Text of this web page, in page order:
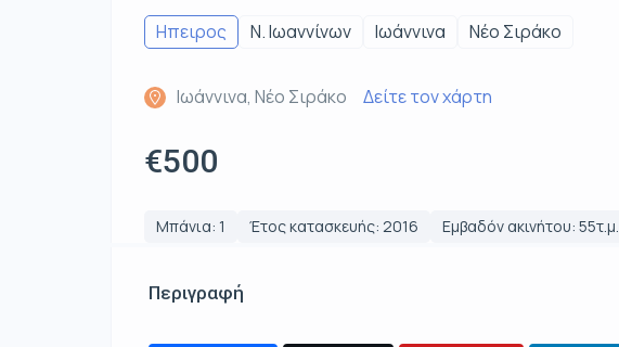
Ηπειρος Ν. Ιωαννίνων Ιωάννινα Νέο Σιράκο
Ιωάννινα, Νέο Σιράκο Δείτε τον χάρτη
€500
Μπάνια: 1 Έτος κατασκευής: 2016 Εμβαδόν ακινήτου: 55τ.μ.
Περιγραφή